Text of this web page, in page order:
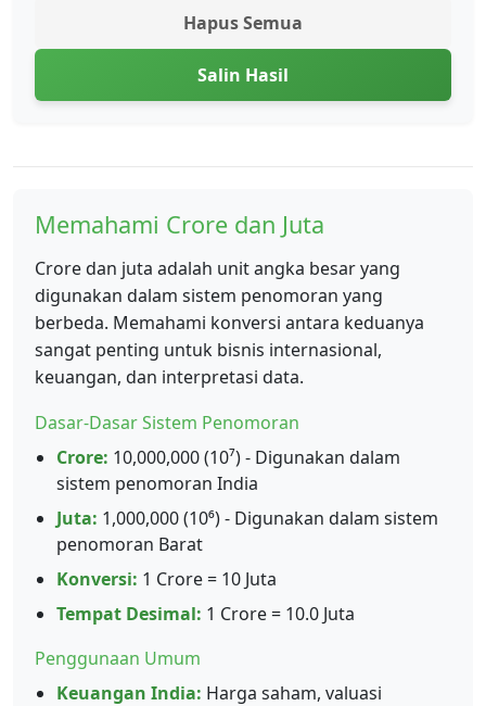
Hapus Semua
Salin Hasil
Memahami Crore dan Juta
Crore dan juta adalah unit angka besar yang
digunakan dalam sistem penomoran yang
berbeda. Memahami konversi antara keduanya
sangat penting untuk bisnis internasional,
keuangan, dan interpretasi data.
Dasar-Dasar Sistem Penomoran
Crore: 10,000,000 (10⁷) - Digunakan dalam
sistem penomoran India
Juta: 1,000,000 (10⁶) - Digunakan dalam sistem
penomoran Barat
Konversi: 1 Crore = 10 Juta
Tempat Desimal: 1 Crore = 10.0 Juta
Penggunaan Umum
Keuangan India: Harga saham, valuasi